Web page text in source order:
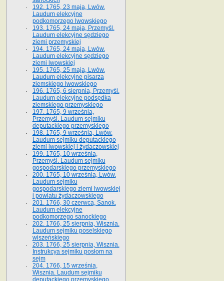
192. 1765, 23 maja, Lwów.
Laudum elekcyjne
podkomorzego lwowskiego
193. 1765, 24 maja, Przemyśl.
Laudum elekcyjne sędziego
ziemi przemyskiej
194. 1765, 24 maja, Lwów.
Laudum elekcyjne sędziego
ziemi lwowskiej
195. 1765, 25 maja, Lwów.
Laudum elekcyjne pisarza
ziemskiego lwowskiego
196. 1765, 6 sierpnia, Przemyśl.
Laudum elekcyjne podsędka
ziemskiego przemyskiego
197. 1765, 9 września,
Przemyśl. Laudum sejmiku
deputackiego przemyskiego
198. 1765, 9 września, Lwów.
Laudum sejmiku deputackiego
ziemi lwowskiej i żydaczowskiej
199. 1765, 10 września,
Przemyśl. Laudum sejmiku
gospodarskiego przemyskiego
200. 1765, 10 września, Lwów.
Laudum sejmiku
gospodarskiego ziemi lwowskiej
i powiatu żydaczowskiego
201. 1766, 30 czerwca, Sanok.
Laudum elekcyjne
podkomorzego sanockiego
202. 1766, 25 sierpnia, Wisznia.
Laudum sejmiku poselskiego
wiszeńskiego
203. 1766, 25 sierpnia, Wisznia.
Instrukcya sejmiku posłom na
sejm
204. 1766, 15 września,
Wisznia. Laudum sejmiku
deputackiego przemyskiego